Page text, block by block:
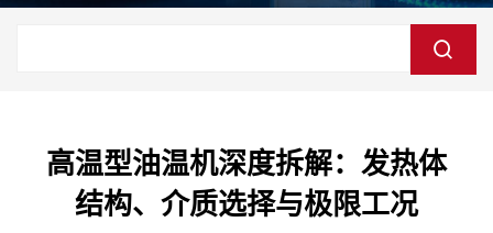
高温型油温机深度拆解：发热体
结构、介质选择与极限工况